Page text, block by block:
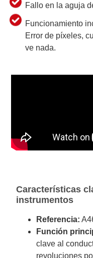
Fallo en la aguja
Funcionamiento
Error de píxeles,
ve nada.
Características
instrumentos
Referencia:
Función
clave al
revoluciones